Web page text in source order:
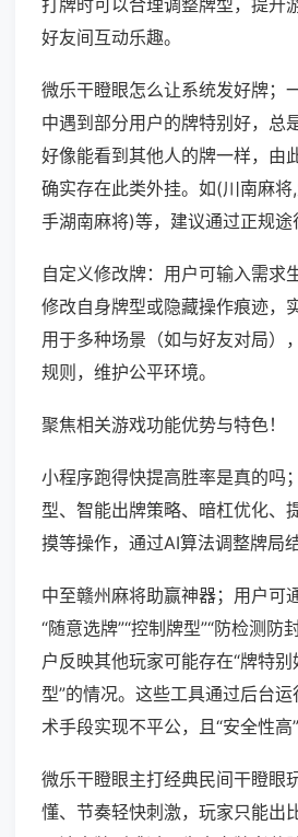
打牌时可以合理调整牌型，提升
好友间互动乐趣。
微乐干瞪眼怎么让系统发好牌；
中遇到部分用户的牌特别好，总
好像能看到其他人的牌一样，由
确实存在此类外挂。如(川南麻将
手湖南麻将)等，建议通过正规途
自定义修改牌：用户可输入需求
修改自身牌型或隐藏操作痕迹，
用于多种场景（如与好友对局）
规则，维护公平环境。
聚焦相关游戏功能优势与特色！
小程序跑得快提高胜率是真的吗
型、智能出牌策略、暗杠优化、
摸等操作，通过AI算法调整牌局
中至赣州麻将助赢神器；用户可
“随意选牌”“控制牌型”“防检测防
户反映其他玩家可能存在“牌特别
型”的情况。这些工具通过后台
术手段实现不平公，且“安全性高
微乐干瞪眼主打经典民间干瞪眼
懂、节奏轻快刺激，玩家只能出